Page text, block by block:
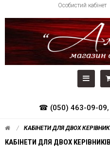
Особистий кабінет
☎ (050) 463-09-09,
КАБІНЕТИ ДЛЯ ДВОХ
КАБІНЕТИ ДЛЯ ДВОХ КЕРІВНИКІВ